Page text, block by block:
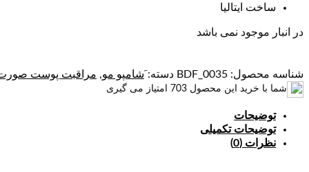
ساخت ایتالیا
در انبار موجود نمی باشد
شناسه محصول: BDF_0035 دسته:َشامپو مو, مراقبت پوست
شما با خرید این محصول 703 امتیاز می گیری
توضیحات
توضیحات تکمیلی
نظرات (0)